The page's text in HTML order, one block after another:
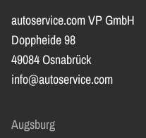
autoservice.com VP GmbH
Doppheide 98
49084 Osnabrück
info@autoservice.com
Augsburg